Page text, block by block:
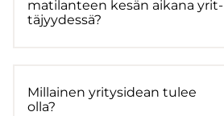
ma­ti­lan­teen kesän ai­ka­na yrit­
tä­jyy­des­sä?
Mil­lai­nen yri­tys­idean tulee
olla?